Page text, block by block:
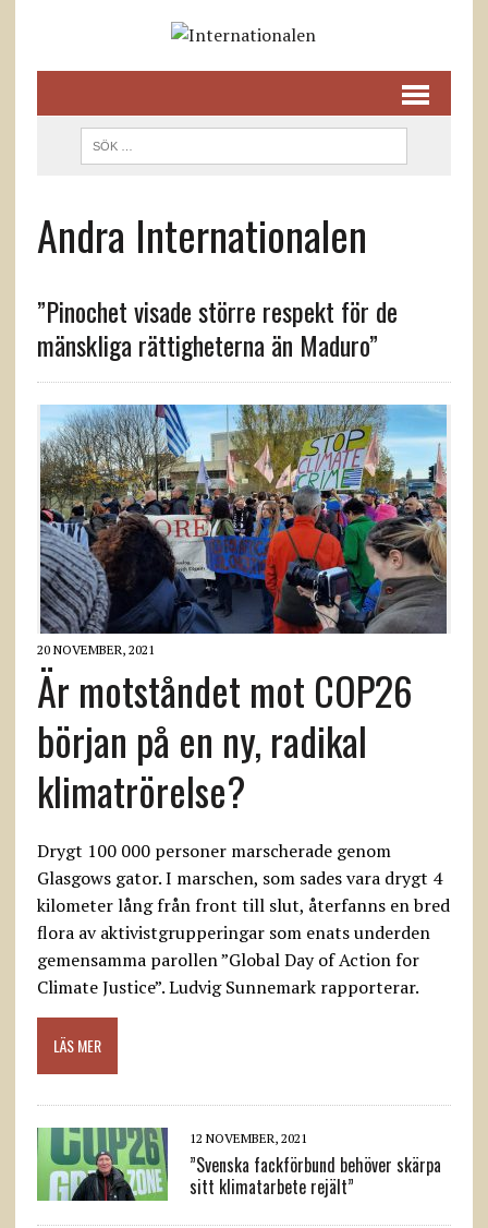
Andra Internationalen
”Pinochet visade större respekt för de
mänskliga rättigheterna än Maduro”
20 NOVEMBER, 2021
Är motståndet mot COP26
början på en ny, radikal
klimatrörelse?
Drygt 100 000 personer marscherade genom
Glasgows gator. I marschen, som sades vara drygt 4
kilometer lång från front till slut, återfanns en bred
flora av aktivistgrupperingar som enats underden
gemensamma parollen ”Global Day of Action for
Climate Justice”. Ludvig Sunnemark rapporterar.
LÄS MER
12 NOVEMBER, 2021
”Svenska fackförbund behöver skärpa
sitt klimatarbete rejält”